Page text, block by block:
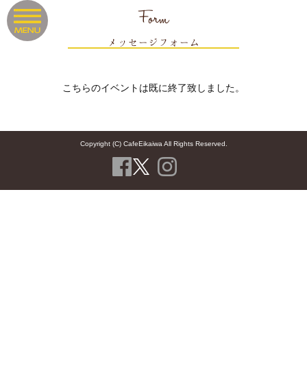
Form
メッセージフォーム
こちらのイベントは既に終了致しました。
Copyright (C) CafeEikaiwa All Rights Reserved.